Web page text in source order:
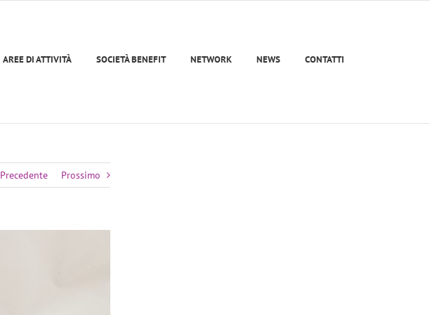
AREE DI ATTIVITÀ SOCIETÀ BENEFIT NETWORK NEWS CONTATTI
Precedente Prossimo